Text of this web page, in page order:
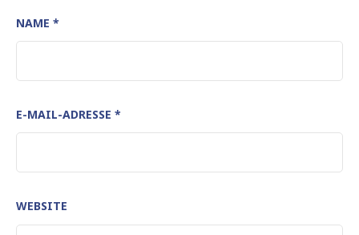
NAME *
E-MAIL-ADRESSE *
WEBSITE